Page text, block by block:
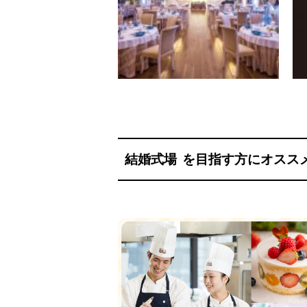
結婚式場 を目指す方にオスス